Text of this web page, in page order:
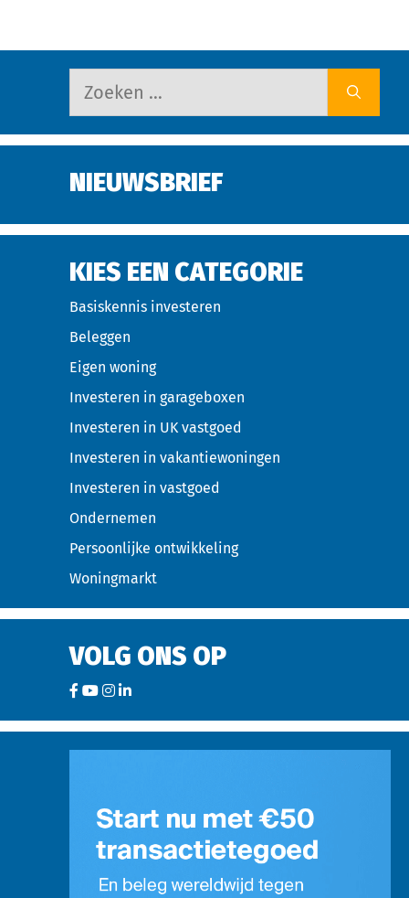
NIEUWSBRIEF
KIES EEN CATEGORIE
Basiskennis investeren
Beleggen
Eigen woning
Investeren in garageboxen
Investeren in UK vastgoed
Investeren in vakantiewoningen
Investeren in vastgoed
Ondernemen
Persoonlijke ontwikkeling
Woningmarkt
VOLG ONS OP